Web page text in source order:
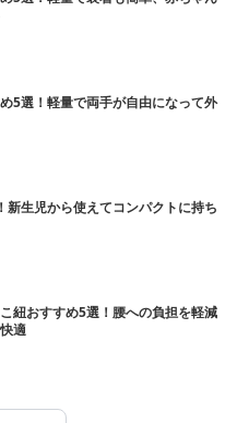
5選！軽量で両手が自由になって外
新生児から使えてコンパクトに持ち
紐おすすめ5選！腰への負担を軽減
適